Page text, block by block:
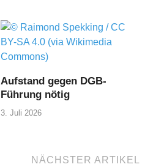
Aufstand gegen DGB-
Führung nötig
3. Juli 2026
NÄCHSTER ARTIKEL